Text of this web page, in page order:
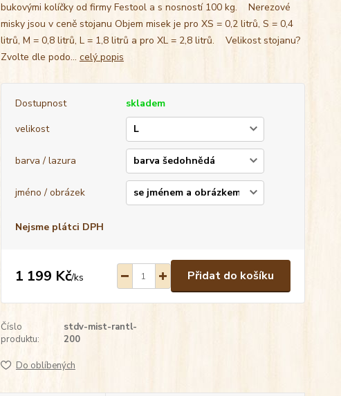
bukovými kolíčky od firmy Festool a s nosností 100 kg. Nerezové
misky jsou v ceně stojanu Objem misek je pro XS = 0,2 litrů, S = 0,4
litrů, M = 0,8 litrů, L = 1,8 litrů a pro XL = 2,8 litrů. Velikost stojanu?
Zvolte dle podo... celý popis
Dostupnost
skladem
velikost
barva / lazura
jméno / obrázek
Nejsme plátci DPH
1 199 Kč/ks Přidat do košíku
Číslo
produktu:
stdv-mist-rantl-
200
Do oblíbených